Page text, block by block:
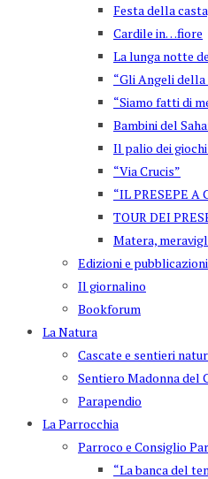
Festa della
Cardile in…fiore
La lunga notte
“Gli Angeli
“Siamo fatti di
Bambini del
Il palio dei
“Via Crucis”
“IL PRESEPE A
TOUR DEI
Matera,
Edizioni e pubblicazioni
Il giornalino
Bookforum
La Natura
Cascate e sentieri
Sentiero Madonna del
Parapendio
La Parrocchia
Parroco e Consiglio
“La banca del